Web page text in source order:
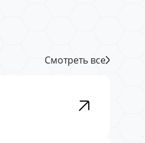
Смотреть все